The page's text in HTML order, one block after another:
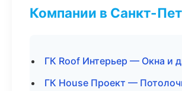
Компании в Санкт-
ГК Roof Интерьер — Окна и
ГК House Проект —